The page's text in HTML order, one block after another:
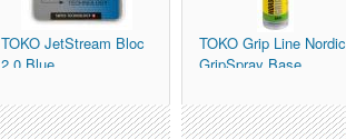
TOKO JetStream Bloc
2.0 Blue
TOKO Grip Line Nordic
GripSpray Base